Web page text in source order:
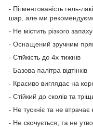
- Пігментованість гель-
шар, але ми
- Не містить різкого запаху
- Оснащений зручним
- Стійкість до 4х тижнів
- Базова палітра відтінків
- Красиво виглядає на
- Стійкий до сколів та
- Не тускніє та не втрачає
- Не скочується, та не